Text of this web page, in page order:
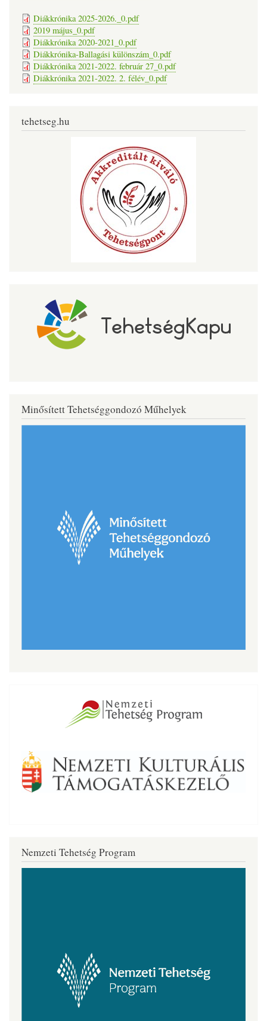
Diákkrónika 2025-2026._0.pdf
2019 május_0.pdf
Diákkrónika 2020-2021_0.pdf
Diákkrónika-Ballagási különszám_0.pdf
Diákkrónika 2021-2022. február 27_0.pdf
Diákkrónika 2021-2022. 2. félév_0.pdf
tehetseg.hu
Minősített Tehetséggondozó Műhelyek
Nemzeti Tehetség Program